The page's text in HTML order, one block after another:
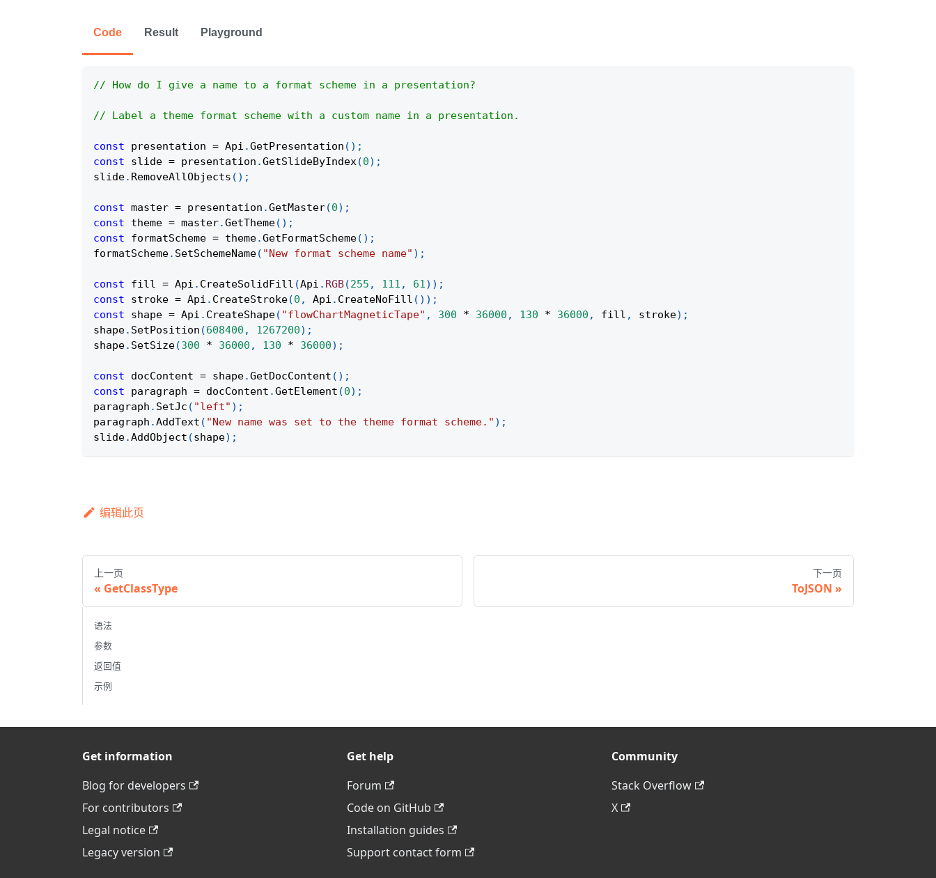
Code Result Playground
// How do I give a name to a format scheme in a presentation?
// Label a theme format scheme with a custom name in a presentation.
const presentation = Api .GetPresentation ( ) ;
const slide = presentation .GetSlideByIndex(0) ;
slide. RemoveAllObjects ( ) ;
const master = presentation .GetMaster(0) ;
const theme = master.GetTheme( ) ;
const formatScheme = theme.GetFormatScheme( ) ;
formatScheme. SetSchemeName( "New format scheme name" ) ;
const fill = Api . CreateSolidFill (Api . RGB(255 , 111 , 61) ) ;
const stroke = Api . CreateStroke(0 , Api . CreateNoFill ( ) ) ;
const shape = Api . CreateShape( "flowChartMagneticTape" , 300 * 36000 , 130 * 36000 , fill , stroke) ;
shape. SetPosition (608400 , 1267200) ;
shape. SetSize(300 * 36000 , 130 * 36000) ;
const docContent = shape.GetDocContent ( ) ;
const paragraph = docContent .GetElement (0) ;
paragraph . SetJc ( "left" ) ;
paragraph .AddText ( "New name was set to the theme format scheme." ) ;
slide.AddObject (shape) ;
编辑此页
上一页
GetClassType
下一页
ToJSON
语法
参数
返回值
示例
Get information
Blog for developers
For contributors
Legal notice
Legacy version
Get help
Forum
Code on GitHub
Installation guides
Support contact form
Community
Stack Overflow
X